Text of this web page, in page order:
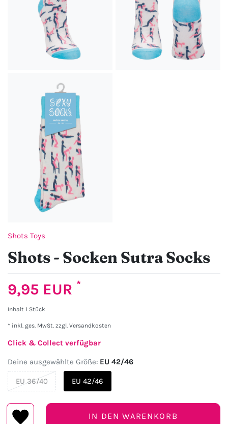
Shots Toys
Shots - Socken Sutra Socks
9,95 EUR *
Inhalt 1 Stück
* inkl. ges. MwSt. zzgl. Versandkosten
Click & Collect verfügbar
Deine ausgewählte Größe: EU 42/46
EU 36/40 EU 42/46
IN DEN WARENKORB